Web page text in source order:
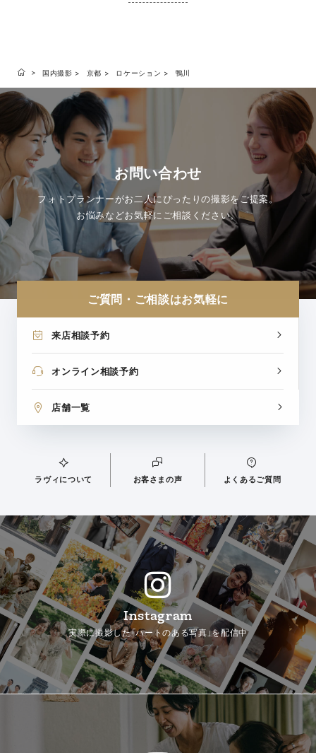
国内撮影 京都 ロケーション 鴨川
お問い合わせ
フォトプランナーがお二人にぴったりの撮影をご提案。
お悩みなどお気軽にご相談ください。
ご質問・ご相談はお気軽に
来店相談予約
オンライン相談予約
店舗一覧
ラヴィについて お客さまの声 よくあるご質問
Instagram
実際に撮影した「ハートのある写真」を配信中